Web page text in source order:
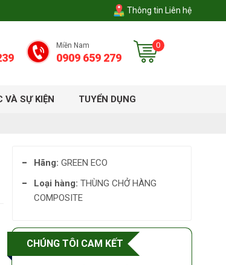
Thông tin Liên hệ
Miền Nam
0909 659 279
0
VÀ SỰ KIỆN TUYỂN DỤNG
Hãng: GREEN ECO
Loại hàng: THÙNG CHỞ HÀNG
COMPOSITE
CHÚNG TÔI CAM KẾT